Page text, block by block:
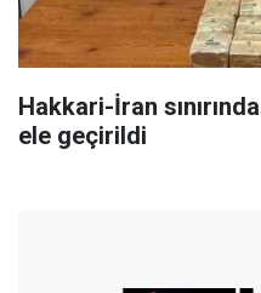
Hakkari-İran
ele geçirildi